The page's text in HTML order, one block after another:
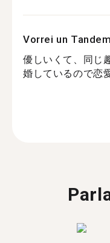
Vorrei un
優しいくて、同じ
婚しているので恋